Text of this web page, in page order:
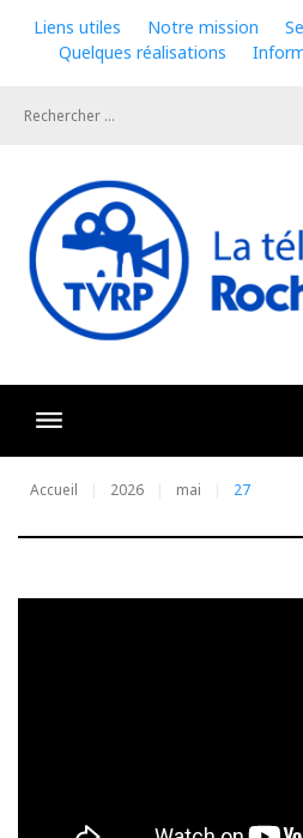
content
Liens utiles Notre mission
Quelques réalisations
Accueil 2026 mai 27
Jour :